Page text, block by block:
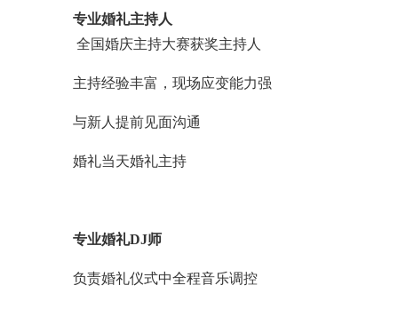
专业婚礼主持人
全国婚庆主持大赛获奖主持人
主持经验丰富，现场应变能力强
与新人提前见面沟通
婚礼当天婚礼主持
专业婚礼DJ师
负责婚礼仪式中全程音乐调控